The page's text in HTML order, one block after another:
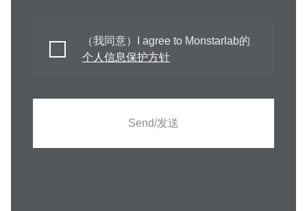
（我同意）I agree to Monstarlab的
个人信息保护方针
Send/发送